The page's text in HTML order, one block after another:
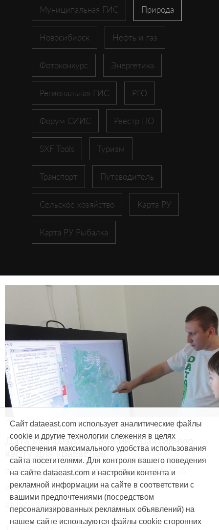
Муниципальная ГИС Природа
Новосибирск Нефть и газ
Фотоконкурс Энергетика
Региональная ГИС РГО
Форум СИИС Реестр ПО
SXF Tools Туризм
Транспорт Путеводитель
Сельское хозяйство Карта РУ
Карта РУ Рыбалка
Продукты и услуги
Дата Ист разработала интерактивную
карту для краеведов
#CarryMap #Интерактивная карта #ArcGIS
#Природа #Дети #География
#Мобильная карта #Веб-приложение
Сайт dataeast.com использует аналитические файлы
cookie и другие технологии слежения в целях
обеспечения максимального удобства использования
сайта посетителями. Для контроля вашего поведения
на сайте dataeast.com и настройки контента и
рекламной информации на сайте в соответствии с
вашими предпочтениями (посредством
персонализированных рекламных объявлений) на
нашем сайте используются файлы cookie сторонних